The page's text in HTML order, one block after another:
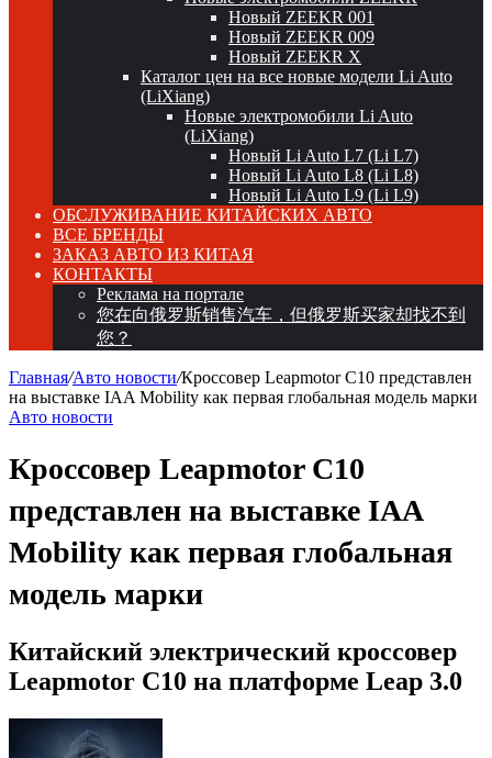
Новый ZEEKR 001
Новый ZEEKR 009
Новый ZEEKR X
Каталог цен на все новые модели Li Auto
(LiXiang)
Новые электромобили Li Auto
(LiXiang)
Новый Li Auto L7 (Li L7)
Новый Li Auto L8 (Li L8)
Новый Li Auto L9 (Li L9)
ОБСЛУЖИВАНИЕ КИТАЙСКИХ АВТО
ВСЕ БРЕНДЫ
ЗАКАЗ АВТО ИЗ КИТАЯ
КОНТАКТЫ
Реклама на портале
您在向俄罗斯销售汽车，但俄罗斯买家却找不到
您？
Главная/Авто новости/Кроссовер Leapmotor C10 представлен
на выставке IAA Mobility как первая глобальная модель марки
Авто новости
Кроссовер Leapmotor C10
представлен на выставке IAA
Mobility как первая глобальная
модель марки
Китайский электрический кроссовер
Leapmotor C10 на платформе Leap 3.0